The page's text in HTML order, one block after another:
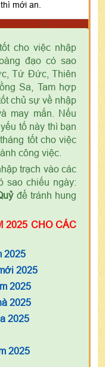
mới an.
cho việc nhập
đạo có sao
Tứ Đức, Thiên
Sa, Tam hợp
chủ sự về nhập
may mắn. Nếu
tố này thì bạn
tốt cho việc
công việc.
trạch vào các
sao chiếu ngày:
để tránh hung
2025 CHO CÁC
2025
2025
2025
2025
2025
2025